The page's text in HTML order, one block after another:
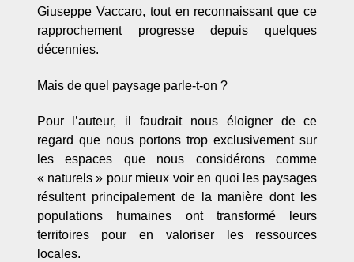
Giuseppe Vaccaro, tout en reconnaissant que ce
rapprochement progresse depuis quelques
décennies.
Mais de quel paysage parle-t-on ?
Pour l’auteur, il faudrait nous éloigner de ce
regard que nous portons trop exclusivement sur
les espaces que nous considérons comme
« naturels » pour mieux voir en quoi les paysages
résultent principalement de la manière dont les
populations humaines ont transformé leurs
territoires pour en valoriser les ressources
locales.